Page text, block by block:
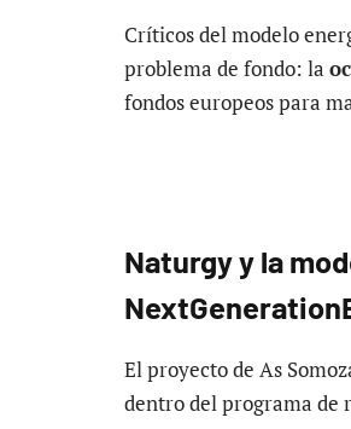
Críticos del modelo
problema de fondo: la
fondos europeos para
Naturgy y la
El proyecto de As
dentro del programa de